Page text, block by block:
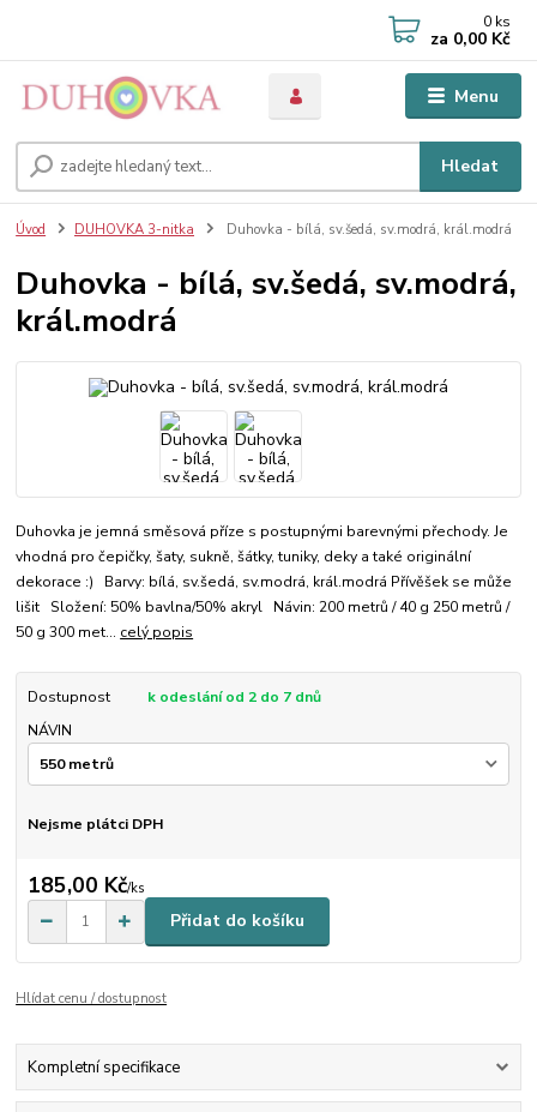
Menu
Hledat
0 ks
za 0,00 Kč
Úvod DUHOVKA 3-nitka Duhovka - bílá, sv.šedá, sv.modrá, král.modrá
Duhovka - bílá, sv.šedá, sv.modrá,
král.modrá
Duhovka je jemná směsová příze s postupnými barevnými přechody. Je
vhodná pro čepičky, šaty, sukně, šátky, tuniky, deky a také originální
dekorace :) Barvy: bílá, sv.šedá, sv.modrá, král.modrá Přívěšek se může
lišit Složení: 50% bavlna/50% akryl Návin: 200 metrů / 40 g 250 metrů /
50 g 300 met... celý popis
Dostupnost
k odeslání od 2 do 7 dnů
NÁVIN
Nejsme plátci DPH
185,00 Kč/ks
Přidat do košíku
Hlídat cenu / dostupnost
Kompletní specifikace